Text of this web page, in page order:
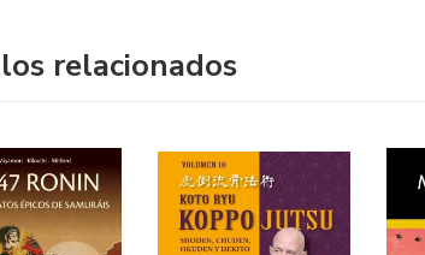
relacionados